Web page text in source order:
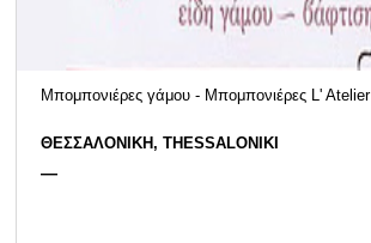
Μπομπονιέρες γάμου - Μπομπονιέρες L' Atelier
ΘΕΣΣΑΛΟΝΙΚΗ, THESSALONIKI
—